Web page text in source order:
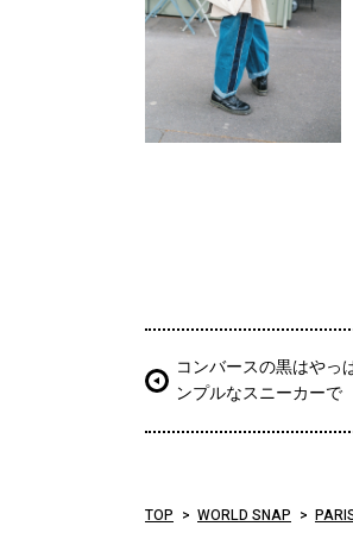
コンバースの黒はやっ
ンプルなスニーカーで
TOP WORLD SNAP